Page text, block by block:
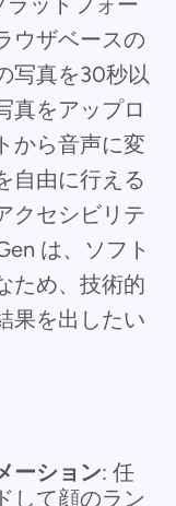
ウザベースの
写真を30秒以
真をアップロ
から音声に変
自由に行える
クセシビリテ
は、ソフト
ため、技術的
果を出したい
ーション: 任
して顔のラン